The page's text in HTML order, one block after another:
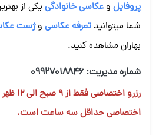
پروفایل و عکاسی خانوادگی یکی از
شما میتوانید تعرفه عکاسی وژست
بهاران مشاهده کنید.
شماره مدیریت: 09927018846
رزرو
اختصاصی حداقل سه ساعت است.